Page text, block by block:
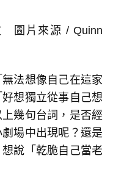
圖片來源 / Quinn
無法想像自己在這家
想獨立從事自己想
幾句台詞，是否經
場中出現呢？還是
說「乾脆自己當老